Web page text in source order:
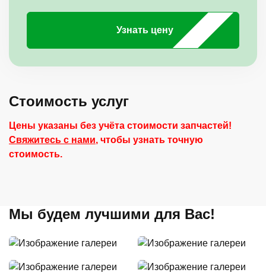
Узнать цену
Стоимость услуг
Цены указаны без учёта стоимости запчастей!
Свяжитесь с нами, чтобы узнать точную
стоимость.
Мы будем лучшими для Вас!